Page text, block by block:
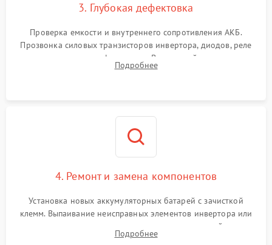
3. Глубокая дефектовка
Проверка емкости и внутреннего сопротивления АКБ.
Прозвонка силовых транзисторов инвертора, диодов, реле
переключения и трансформатора. Визуальный поиск вздутых
конденсаторов и прогаров на печатной плате.
Подробнее
4. Ремонт и замена компонентов
Установка новых аккумуляторных батарей с зачисткой
клемм. Выпаивание неисправных элементов инвертора или
цепи зарядки и монтаж новых радиодеталей.
Восстановление поврежденных токоведущих дорожек и
Подробнее